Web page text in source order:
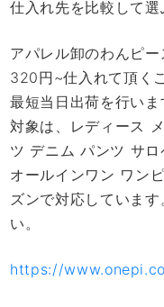
仕入れ先を比較して選
アパレル卸のわんピ
320円~仕入れて頂く
最短当日出荷を行いま
対象は、レディース
ツ デニム パンツ サ
オールインワン ワン
ズンで対応していま
い。
https://